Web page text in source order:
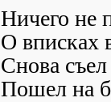
Ничего не
О вписках
Снова
Пошел на